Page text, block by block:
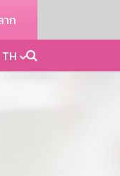
าก
TH